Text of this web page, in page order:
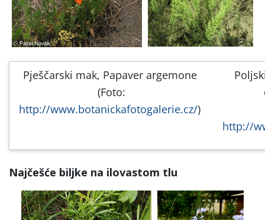
Pješčarski mak, Papaver argemone
(Foto:
http://www.botanickafotogalerie.cz/)
http://
Najčešće biljke na ilovastom tlu